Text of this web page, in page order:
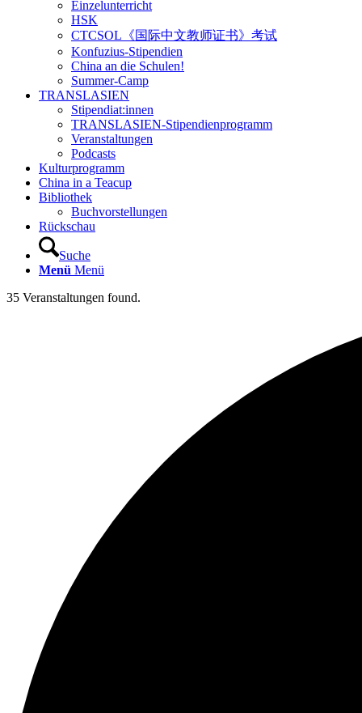
Einzelunterricht
HSK
CTCSOL《国际中文教师证书》考试
Konfuzius-Stipendien
China an die Schulen!
Summer-Camp
TRANSLASIEN
Stipendiat:innen
TRANSLASIEN-Stipendienprogramm
Veranstaltungen
Podcasts
Kulturprogramm
China in a Teacup
Bibliothek
Buchvorstellungen
Rückschau
Suche
Menü Menü
35 Veranstaltungen found.